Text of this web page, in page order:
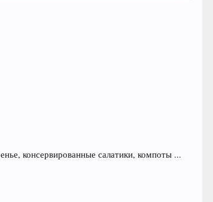
консервированные салатики, компоты ...